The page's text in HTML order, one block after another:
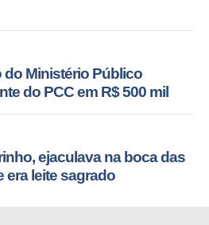
Ministério Público
do PCC em R$ 500 mil
ejaculava na boca das
era leite sagrado